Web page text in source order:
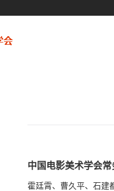
中国电影美术学会常
霍廷霄、曹久平、石建